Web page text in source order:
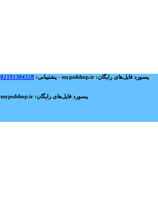
پسورد فایل‌های رایگان: mypsdshop.ir - پشتیبانی: arshiya_ag@yahoo.com 02191304320
پسورد فایل‌های رایگان: mypsdshop.ir